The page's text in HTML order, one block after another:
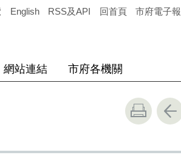
English RSS及API 回首頁 市府電子報
網站連結 市府各機關